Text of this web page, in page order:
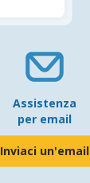
Assistenza
per email
Inviaci un'email